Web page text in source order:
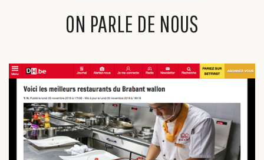
INFO & CONTACT
NEWSLETTER
ON PARLE DE NOUS